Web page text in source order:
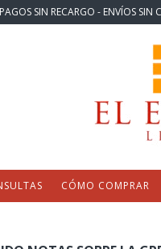
SIN RECARGO - ENVÍOS
CÓMO COMPRAR